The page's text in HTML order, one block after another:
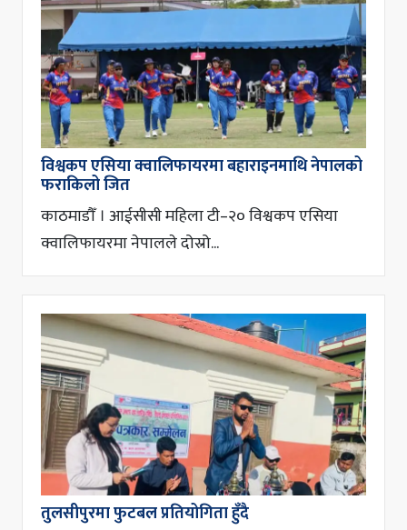
विश्वकप एसिया क्वालिफायरमा बहाराइनमाथि नेपालको
फराकिलो जित
काठमाडौँ । आईसीसी महिला टी–२० विश्वकप एसिया
क्वालिफायरमा नेपालले दोस्रो...
तुलसीपुरमा फुटबल प्रतियोगिता हुँदै